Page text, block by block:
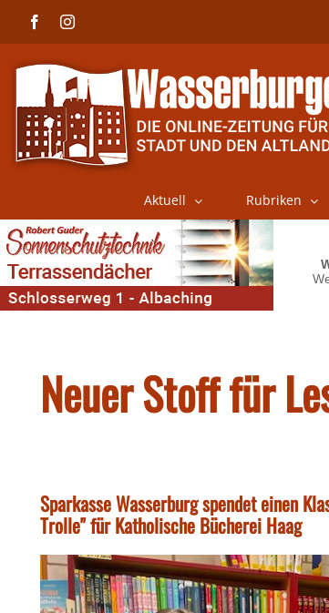
FacebookInstagram
Aktuell Rubriken
Neuer Stoff für
Sparkasse Wasserburg spendet einen
Trolle" für Katholische Bücherei Haag